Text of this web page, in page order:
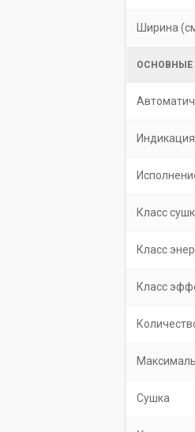
Ширина
ОСНОВНЫЕ
Класс
Класс
Класс
Сушка